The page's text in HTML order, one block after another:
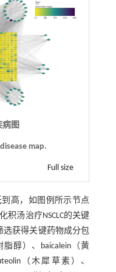
病图
map.
Full size
高，如图例所示节点
积汤治疗NSCLC的关键
选获得关键药物成分包
脂醇）、baicalein（黄
（木犀草素）、